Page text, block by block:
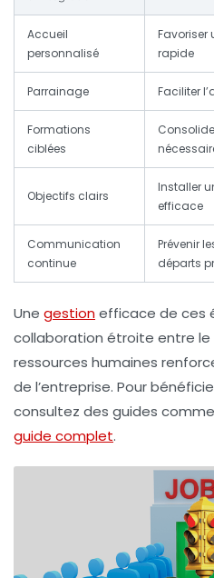
Accueil
personnalisé
Favoriser
rapide
Parrainage Faciliter
Formations
ciblées
Objectifs clairs
Installer
efficace
Communication
continue
Prévenir
départs
Une gestionefficace de ces
collaboration étroite entre
ressources humaines
de l’entreprise. Pour
consultez des guides comme
guide complet.